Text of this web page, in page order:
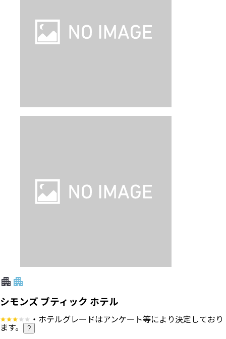
シモンズ ブティック ホテル
・ホテルグレードはアンケート等により決定しており
ます。 ?